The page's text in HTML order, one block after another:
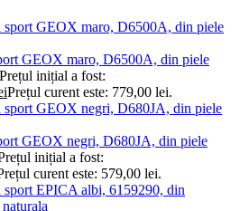
GEOX maro, D6500A, din piele
Prețul inițial a fost:
Prețul curent este: 779,00 lei.
GEOX negri, D680JA, din piele
inițial a fost:
curent este: 579,00 lei.